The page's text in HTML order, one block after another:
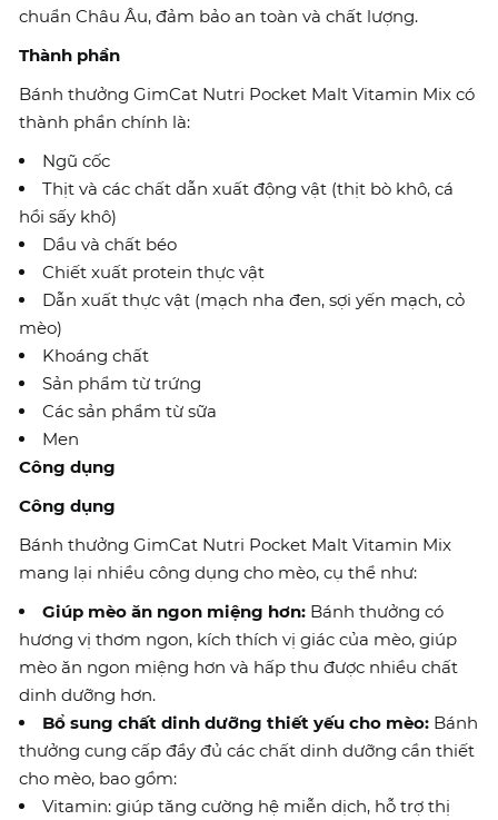
chuẩn Châu Âu, đảm bảo an toàn và chất lượng.
Thành phần
Bánh thưởng GimCat Nutri Pocket Malt Vitamin Mix có
thành phần chính là:
Ngũ cốc
Thịt và các chất dẫn xuất động vật (thịt bò khô, cá
hồi sấy khô)
Dầu và chất béo
Chiết xuất protein thực vật
Dẫn xuất thực vật (mạch nha đen, sợi yến mạch, cỏ
mèo)
Khoáng chất
Sản phẩm từ trứng
Các sản phẩm từ sữa
Men
Công dụng
Công dụng
Bánh thưởng GimCat Nutri Pocket Malt Vitamin Mix
mang lại nhiều công dụng cho mèo, cụ thể như:
Giúp mèo ăn ngon miệng hơn: Bánh thưởng có
hương vị thơm ngon, kích thích vị giác của mèo, giúp
mèo ăn ngon miệng hơn và hấp thu được nhiều chất
dinh dưỡng hơn.
Bổ sung chất dinh dưỡng thiết yếu cho mèo: Bánh
thưởng cung cấp đầy đủ các chất dinh dưỡng cần thiết
cho mèo, bao gồm:
Vitamin: giúp tăng cường hệ miễn dịch, hỗ trợ thị